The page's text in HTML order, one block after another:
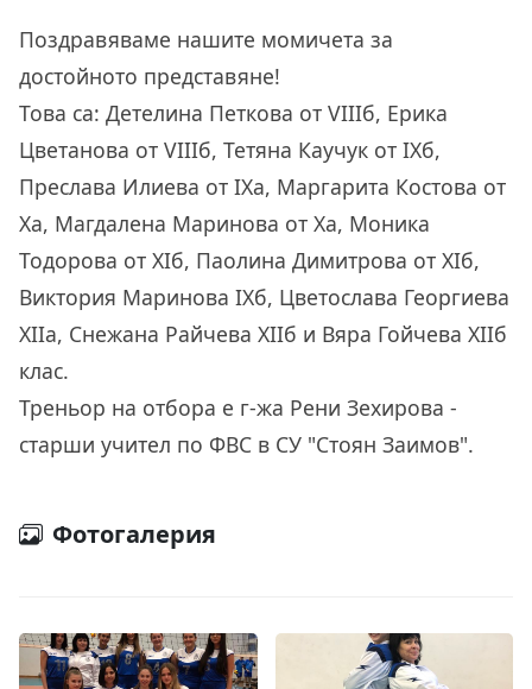
Поздравяваме нашите момичета за
достойното представяне!
Това са: Детелина Петкова от VIIIб, Ерика
Цветанова от VIIIб, Тетяна Каучук от IXб,
Преслава Илиева от IXа, Маргарита Костова от
Ха, Магдалена Маринова от Ха, Моника
Тодорова от XIб, Паолина Димитрова от XIб,
Виктория Маринова IХб, Цветослава Георгиева
XIIа, Снежана Райчева XIIб и Вяра Гойчева XIIб
клас.
Треньор на отбора е г-жа Рени Зехирова -
старши учител по ФВС в СУ "Стоян Заимов".
Фотогалерия